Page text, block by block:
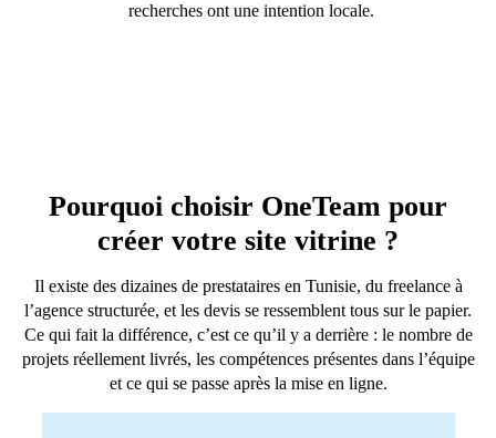
recherches ont une intention locale.
Pourquoi choisir OneTeam pour
créer votre site vitrine ?
Il existe des dizaines de prestataires en Tunisie, du freelance à
l’agence structurée, et les devis se ressemblent tous sur le papier.
Ce qui fait la différence, c’est ce qu’il y a derrière : le nombre de
projets réellement livrés, les compétences présentes dans l’équipe
et ce qui se passe après la mise en ligne.